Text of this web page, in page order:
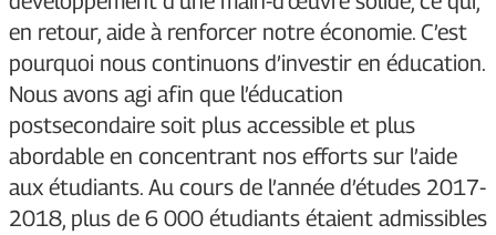
en retour, aide à renforcer notre économie. C’est
pourquoi nous continuons d’investir en éducation.
Nous avons agi afin que l’éducation
postsecondaire soit plus accessible et plus
abordable en concentrant nos efforts sur l’aide
aux étudiants. Au cours de l’année d’études 2017-
2018, plus de 6 000 étudiants étaient admissibles